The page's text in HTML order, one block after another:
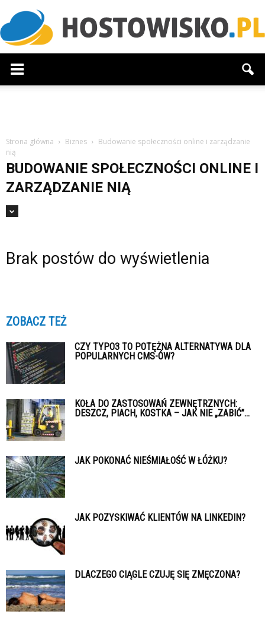
Strona główna Biznes
Budowanie społeczności online i zarządzanie
nią
BUDOWANIE SPOŁECZNOŚCI ONLINE I
ZARZĄDZANIE NIĄ
Brak postów do wyświetlenia
ZOBACZ TEŻ
CZY TYPO3 TO POTĘŻNA ALTERNATYWA DLA
POPULARNYCH CMS-ÓW?
KOŁA DO ZASTOSOWAŃ ZEWNĘTRZNYCH:
DESZCZ, PIACH, KOSTKA – JAK NIE „ZABIĆ”...
JAK POKONAĆ NIEŚMIAŁOŚĆ W ŁÓŻKU?
JAK POZYSKIWAĆ KLIENTÓW NA LINKEDIN?
DLACZEGO CIĄGLE CZUJĘ SIĘ ZMĘCZONA?